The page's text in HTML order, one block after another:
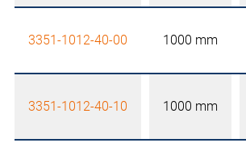
3351-1012-40-00 1000 mm
3351-1012-40-10 1000 mm